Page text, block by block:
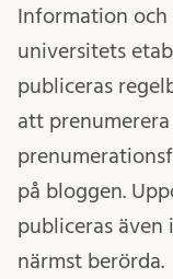
Information
universitets
publiceras
att
på bloggen.
publiceras
närmst berörda.